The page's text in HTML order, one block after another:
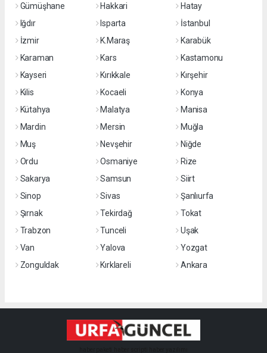
Gümüşhane
Hakkari
Hatay
Iğdır
Isparta
İstanbul
İzmir
K.Maraş
Karabük
Karaman
Kars
Kastamonu
Kayseri
Kırıkkale
Kırşehir
Kilis
Kocaeli
Konya
Kütahya
Malatya
Manisa
Mardin
Mersin
Muğla
Muş
Nevşehir
Niğde
Ordu
Osmaniye
Rize
Sakarya
Samsun
Siirt
Sinop
Sivas
Şanlıurfa
Şırnak
Tekirdağ
Tokat
Trabzon
Tunceli
Uşak
Van
Yalova
Yozgat
Zonguldak
Kırklareli Ankara